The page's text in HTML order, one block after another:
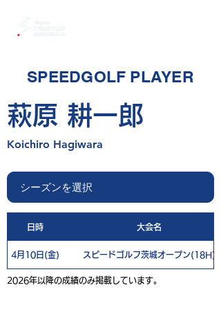
SPEEDGOLF PLAYER
萩原 耕一郎
Koichiro Hagiwara
日時 大会名
4月10日(金) スピードゴルフ茨城オープン(18H)
2026年以降の成績のみ掲載しています。